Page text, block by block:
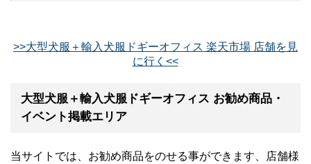
>>大型犬服＋輸入犬服ドギーオフィス 楽天市場 店舗を見
に行く<<
大型犬服＋輸入犬服ドギーオフィス お勧め商品・
イベント掲載エリア
当サイトでは、お勧め商品をのせる事ができます、店舗様